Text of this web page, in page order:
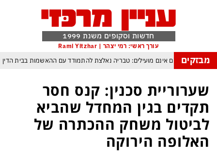
חדשות וסקופים משנת 1999
עורך ראשי: רמי יצהר | Rami Yitzhar
מבזקיםהמשפטיים אינם מועילים: טבריה נאלצת להתמודד עם ההאשמות בבית הדין
מלחמת טראמפ בקרטל הסמים הקולומביאני ייקר את הקוקאין למכורים בכל העולם
כבר לא מחכים לטלוויזיה – והרכילות הפכה לתעשיית החדשות המהירה בארץ
– איזנקוט מתבסס במקום הראשון – ונתניהו מתקשה לפרוץ את תקרת גוש ה־49
נכנס לעידן המסוכן ביותר זה עשרות שנים – ובריטניה עלולה לשלם מחיר כבד
שערוריית סכנין: קנס חסר
תקדים בגין המחדל שהביא
לביטול משחק ההכתרה של
האלופה הירוקה